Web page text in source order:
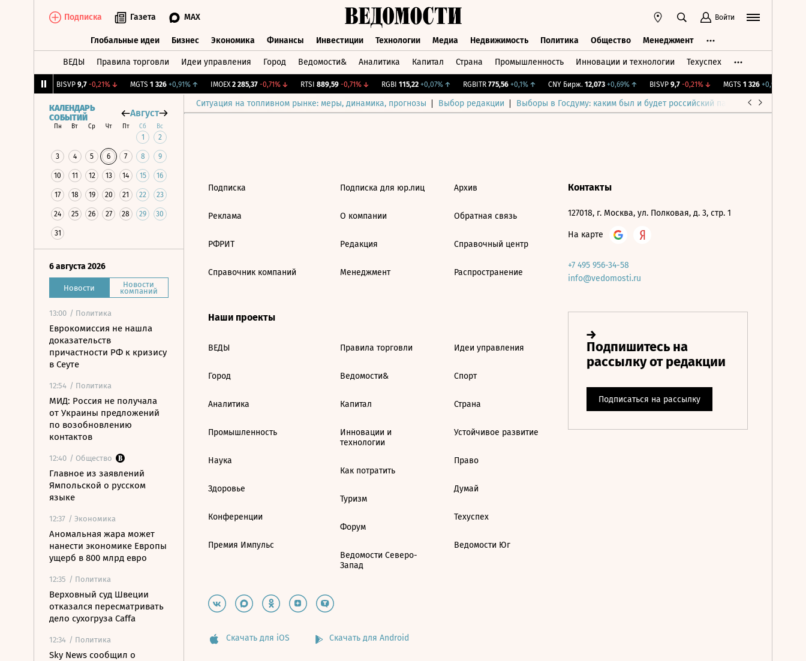
Подписка Газета MAX Войти
Глобальные идеи Бизнес Экономика Финансы Инвестиции Технологии Медиа Недвижимость Политика Общество Менеджмент
ВЕДЫ Правила торговли Идеи управления Город Ведомости& Аналитика Капитал Страна Промышленность Инновации и технологии Техуспех
BISVP 9,7 -0,21%↓ MGTS 1 326 +0,91%↑ IMOEX 2 285,37 -0,71%↓ RTSI 889,59 -0,71%↓ RGBI 115,22 +0,07%↑ RGBITR 775,56 +0,1%↑ CNY Бирж. 12,073 +0,69%↑ BISVP 9,7 -0,21%↓ MGTS 1 326 +0,91%
Ситуация на топливном рынке: меры, динамика, прогнозы Выбор редакции Выборы в Госдуму: каким был и будет российский парламент
КАЛЕНДАРЬ
СОБЫТИЙ
Август
Пн Вт Ср Чт Пт Сб Вс
1 2
3 4 5 6 7 8 9
10 11 12 13 14 15 16
17 18 19 20 21 22 23
24 25 26 27 28 29 30
31
6 августа 2026
Новости Новости
компаний
13:00 / Политика
Еврокомиссия не нашла
доказательств
причастности РФ к кризису
в Сеуте
12:54 / Политика
МИД: Россия не получала
от Украины предложений
по возобновлению
контактов
12:40 / Общество
Главное из заявлений
Ямпольской о русском
языке
12:37 / Экономика
Аномальная жара может
нанести экономике Европы
ущерб в 800 млрд евро
12:35 / Политика
Верховный суд Швеции
отказался пересматривать
дело сухогруза Caffa
12:34 / Политика
Sky News сообщил о
Подписка
Реклама
РФРИТ
Справочник компаний
Подписка для юр.лиц
О компании
Редакция
Менеджмент
Архив
Обратная связь
Справочный центр
Распространение
Наши проекты
ВЕДЫ
Город
Аналитика
Промышленность
Наука
Здоровье
Конференции
Премия Импульс
Правила торговли
Ведомости&
Капитал
Инновации и
технологии
Как потратить
Туризм
Форум
Ведомости Северо-
Запад
Идеи управления
Спорт
Страна
Устойчивое развитие
Право
Думай
Техуспех
Ведомости Юг
Контакты
127018, г. Москва, ул. Полковая, д. 3, стр. 1
На карте
+7 495 956-34-58
info@vedomosti.ru
Скачать для iOS Скачать для Android